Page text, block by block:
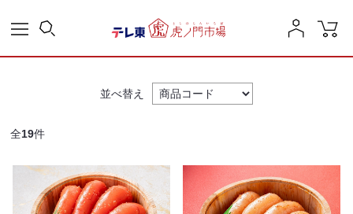
並べ替え
全19件